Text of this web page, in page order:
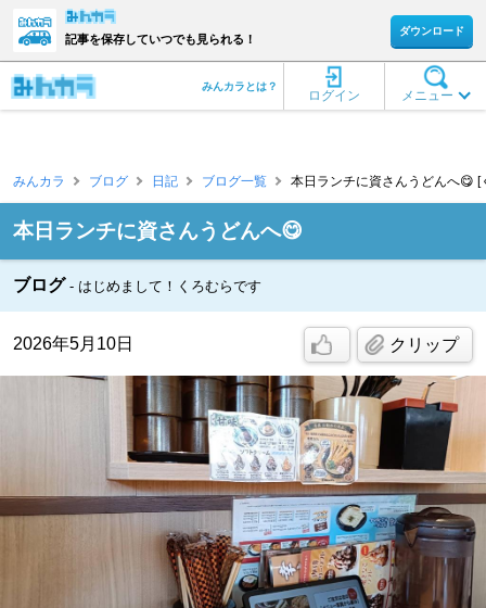
記事を保存していつでも見られる！
ダウンロード
メニュー
ログイン
みんカラとは？
みんカラ ブログ 日記 ブログ一覧 本日ランチに資さんうどんへ😋 [
本日ランチに資さんうどんへ😋
ブログ はじめまして！くろむらです
2026年5月10日 クリップ